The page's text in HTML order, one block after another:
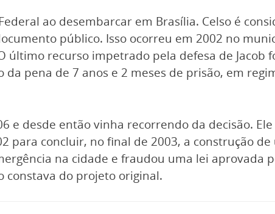
ao desembarcar em Brasília. Celso é
público. Isso ocorreu em 2002 no
recurso impetrado pela defesa de Jacob
pena de 7 anos e 2 meses de prisão, em
e desde então vinha recorrendo da decisão.
concluir, no final de 2003, a construção
na cidade e fraudou uma lei aprovada
do projeto original.